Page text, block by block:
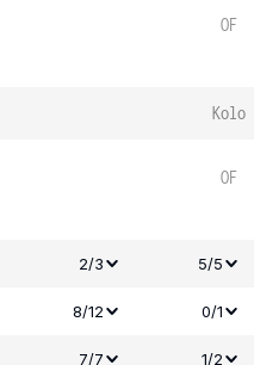
OF
Kolo
OF
2/3 5/5
8/12 0/1
7/7 1/2